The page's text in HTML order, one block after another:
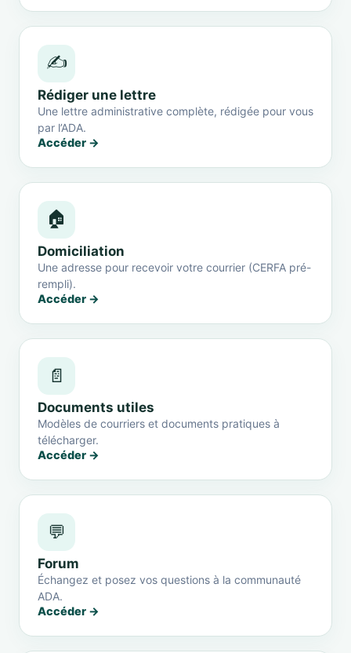
✍️
Rédiger une lettre
Une lettre administrative complète, rédigée pour vous
par l’ADA.
Accéder →
🏠
Domiciliation
Une adresse pour recevoir votre courrier (CERFA pré-
rempli).
Accéder →
📄
Documents utiles
Modèles de courriers et documents pratiques à
télécharger.
Accéder →
💬
Forum
Échangez et posez vos questions à la communauté
ADA.
Accéder →